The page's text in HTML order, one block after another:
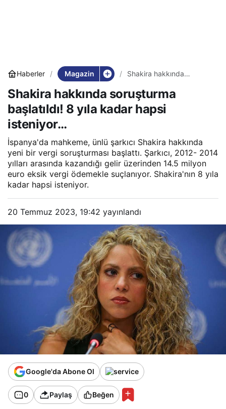
Haberler Magazin
Shakira hakkında
yıla kadar hapsi
isteniyor…
Shakira hakkında soruşturma
başlatıldı! 8 yıla kadar hapsi
isteniyor…
İspanya'da mahkeme, ünlü şarkıcı Shakira hakkında
yeni bir vergi soruşturması başlattı. Şarkıcı, 2012- 2014
yılları arasında kazandığı gelir üzerinden 14.5 milyon
euro eksik vergi ödemekle suçlanıyor. Shakira'nın 8 yıla
kadar hapsi isteniyor.
20 Temmuz 2023, 19:42 yayınlandı
Google'da Abone Ol
0 Paylaş Beğen